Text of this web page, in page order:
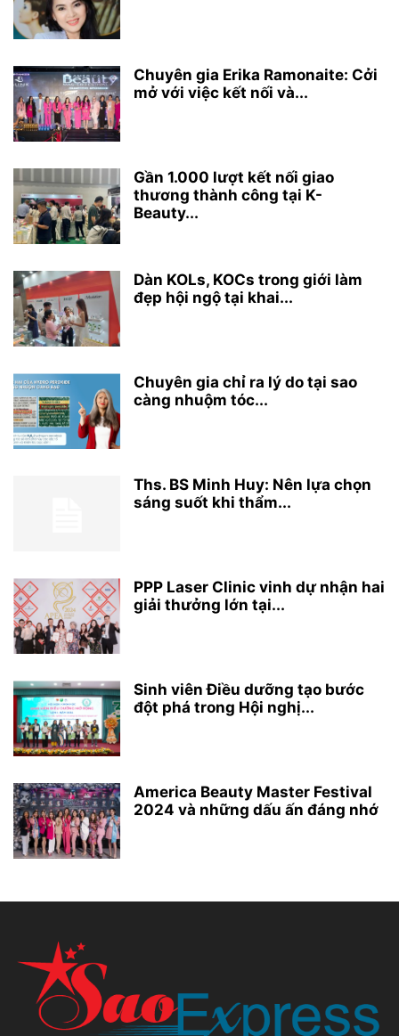
Chuyên gia Erika Ramonaite: Cởi
mở với việc kết nối và...
Gần 1.000 lượt kết nối giao
thương thành công tại K-
Beauty...
Dàn KOLs, KOCs trong giới làm
đẹp hội ngộ tại khai...
Chuyên gia chỉ ra lý do tại sao
càng nhuộm tóc...
Ths. BS Minh Huy: Nên lựa chọn
sáng suốt khi thẩm...
PPP Laser Clinic vinh dự nhận hai
giải thưởng lớn tại...
Sinh viên Điều dưỡng tạo bước
đột phá trong Hội nghị...
America Beauty Master Festival
2024 và những dấu ấn đáng nhớ